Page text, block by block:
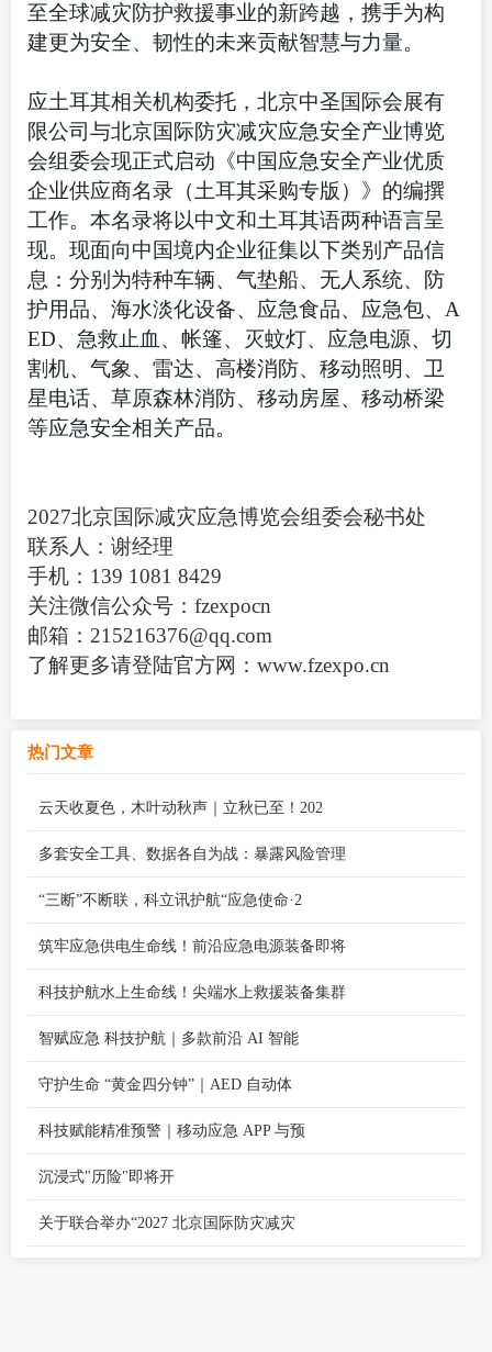
至全球减灾防护救援事业的新跨越，携手为构
建更为安全、韧性的未来贡献智慧与力量。
应土耳其相关机构委托，北京中圣国际会展有
限公司与北京国际防灾减灾应急安全产业博览
会组委会现正式启动《中国应急安全产业优质
企业供应商名录（土耳其采购专版）》的编撰
工作。本名录将以中文和土耳其语两种语言呈
现。现面向中国境内企业征集以下类别产品信
息：分别为特种车辆、气垫船、无人系统、防
护用品、海水淡化设备、应急食品、应急包、A
ED、急救止血、帐篷、灭蚊灯、应急电源、切
割机、气象、雷达、高楼消防、移动照明、卫
星电话、草原森林消防、移动房屋、移动桥梁
等应急安全相关产品。
2027北京国际减灾应急博览会组委会秘书处
联系人：谢经理
手机：139 1081 8429
关注微信公众号：fzexpocn
邮箱：215216376@qq.com
了解更多请登陆官方网：www.fzexpo.cn
热门文章
云天收夏色，木叶动秋声｜立秋已至！202
多套安全工具、数据各自为战：暴露风险管理
“三断”不断联，科立讯护航“应急使命·2
筑牢应急供电生命线！前沿应急电源装备即将
科技护航水上生命线！尖端水上救援装备集群
智赋应急 科技护航｜多款前沿 AI 智能
守护生命 “黄金四分钟”｜AED 自动体
科技赋能精准预警｜移动应急 APP 与预
沉浸式"历险"即将开
关于联合举办“2027 北京国际防灾减灾